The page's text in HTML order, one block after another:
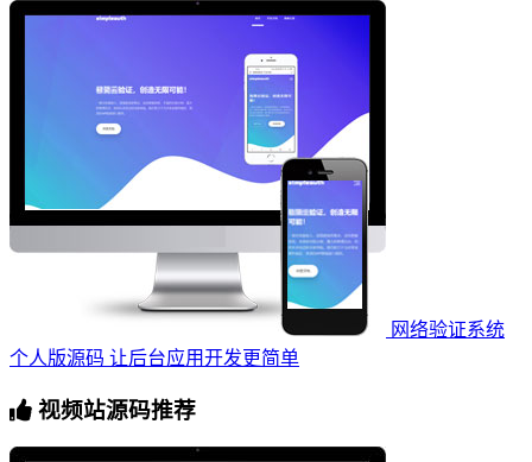
网络验证系统
个人版源码 让后台应用开发更简单
视频站源码推荐